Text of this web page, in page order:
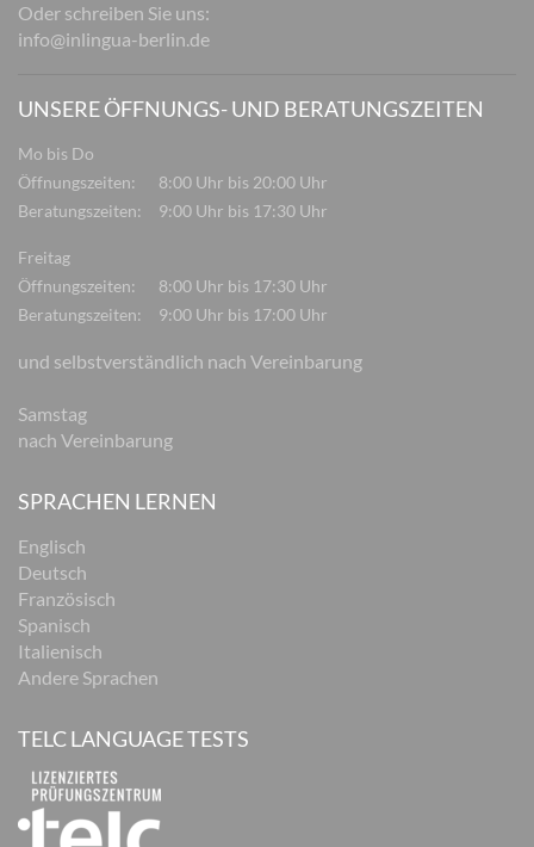
Oder schreiben Sie uns:
info@inlingua-berlin.de
UNSERE ÖFFNUNGS- UND BERATUNGSZEITEN
Mo bis Do
Öffnungszeiten:
8:00 Uhr bis 20:00 Uhr
Beratungszeiten:
9:00 Uhr bis 17:30 Uhr
Freitag
Öffnungszeiten:
8:00 Uhr bis 17:30 Uhr
Beratungszeiten:
9:00 Uhr bis 17:00 Uhr
und selbstverständlich nach Vereinbarung
Samstag
nach Vereinbarung
SPRACHEN LERNEN
Englisch
Deutsch
Französisch
Spanisch
Italienisch
Andere Sprachen
TELC LANGUAGE TESTS